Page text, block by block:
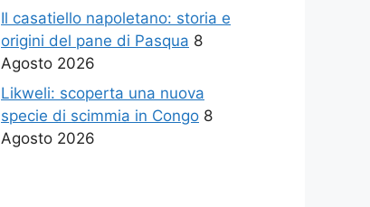
Il casatiello napoletano: storia e
origini del pane di Pasqua 8
Agosto 2026
Likweli: scoperta una nuova
specie di scimmia in Congo 8
Agosto 2026